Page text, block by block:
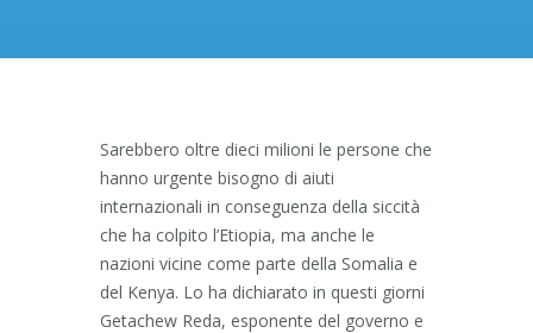
Sarebbero oltre dieci milioni le persone che
hanno urgente bisogno di aiuti
internazionali in conseguenza della siccità
che ha colpito l’Etiopia, ma anche le
nazioni vicine come parte della Somalia e
del Kenya. Lo ha dichiarato in questi giorni
Getachew Reda, esponente del governo e